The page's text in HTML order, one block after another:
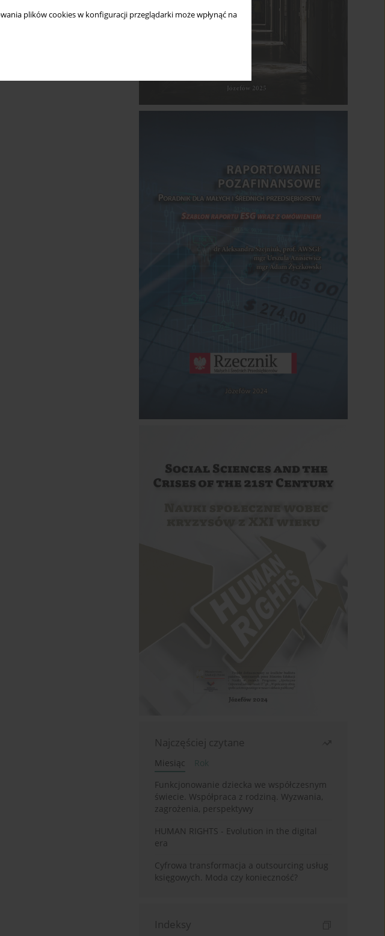
plików cookies w konfiguracji przeglądarki może wpłynąć na
Najczęściej czytane
Miesiąc
Rok
Funkcjonowanie dziecka we współczesnym
świecie. Współpraca z rodziną. Wyzwania,
zagrożenia, perspektywy
HUMAN RIGHTS - Evolution in the digital
era
Cyfrowa transformacja a outsourcing usług
księgowych. Moda czy konieczność?
Indeksy